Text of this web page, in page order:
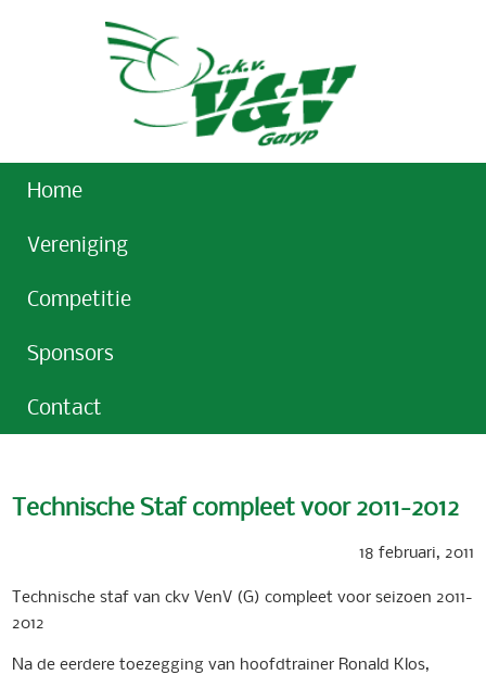
Home
Vereniging
Competitie
Sponsors
Contact
Technische Staf compleet voor 2011-2012
18 februari, 2011
Technische staf van ckv VenV (G) compleet voor seizoen 2011-
2012
Na de eerdere toezegging van hoofdtrainer Ronald Klos,